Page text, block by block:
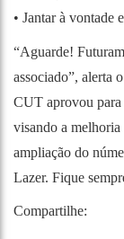
• Jantar à vontade
“Aguarde!
associado”, alerta
CUT aprovou para
visando a
ampliação do
Lazer. Fique
Compartilhe: